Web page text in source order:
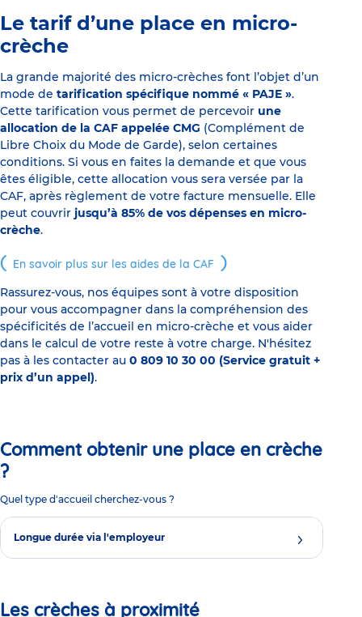
Le tarif d’une place en micro-
crèche
La grande majorité des micro-crèches font l’objet d’un
mode de tarification spécifique nommé « PAJE ».
Cette tarification vous permet de percevoir une
allocation de la CAF appelée CMG (Complément de
Libre Choix du Mode de Garde), selon certaines
conditions. Si vous en faites la demande et que vous
êtes éligible, cette allocation vous sera versée par la
CAF, après règlement de votre facture mensuelle. Elle
peut couvrir jusqu’à 85% de vos dépenses en micro-
crèche.
En savoir plus sur les aides de la CAF
Rassurez-vous, nos équipes sont à votre disposition
pour vous accompagner dans la compréhension des
spécificités de l’accueil en micro-crèche et vous aider
dans le calcul de votre reste à votre charge. N'hésitez
pas à les contacter au 0 809 10 30 00 (Service gratuit +
prix d’un appel).
Comment obtenir une place en crèche
?
Quel type d'accueil cherchez-vous ?
Longue durée via l'employeur
Les crèches à proximité